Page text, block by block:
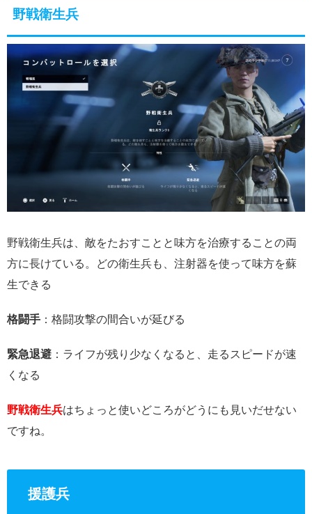
野戦衛生兵
野戦衛生兵は、敵をたおすことと味方を治療することの両
方に長けている。どの衛生兵も、注射器を使って味方を蘇
生できる
格闘手 ：格闘攻撃の間合いが延びる
緊急退避 ：ライフが残り少なくなると、走るスピードが速
くなる
野戦衛生兵はちょっと使いどころがどうにも見いだせない
ですね。
援護兵